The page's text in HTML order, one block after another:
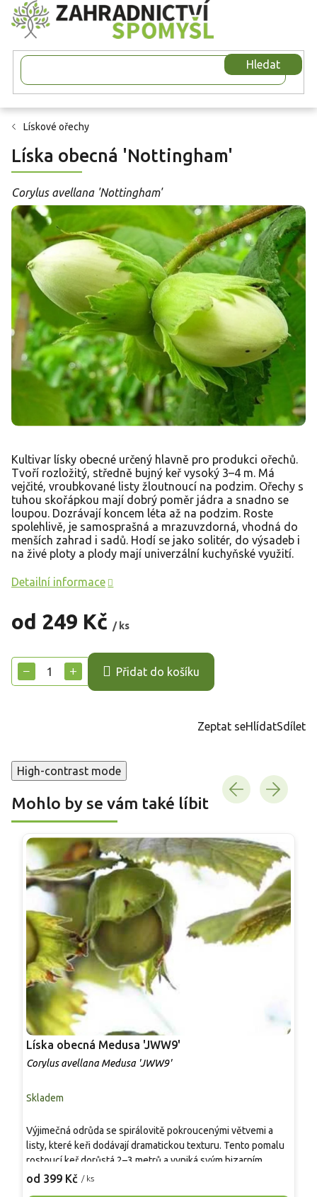
Přejít
na
obsah
Hledat
Lískové ořechy
Líska obecná 'Nottingham'
Corylus avellana 'Nottingham'
od 249 Kč / ks
cena:
+
− Přidat do košíku
Kultivar lísky obecné určený hlavně pro produkci ořechů.
Tvoří rozložitý, středně bujný keř vysoký 3–4 m. Má
vejčité, vroubkované listy žloutnoucí na podzim. Ořechy s
tuhou skořápkou mají dobrý poměr jádra a snadno se
loupou. Dozrávají koncem léta až na podzim. Roste
spolehlivě, je samosprašná a mrazuvzdorná, vhodná do
menších zahrad i sadů. Hodí se jako solitér, do výsadeb i
na živé ploty a plody mají univerzální kuchyňské využití.
Detailní informace
Zeptat seHlídatSdílet
High-contrast mode
Mohlo by se vám také líbit
Líska obecná Medusa 'JWW9'
Corylus avellana Medusa 'JWW9'
Skladem
od 399 Kč / ks
Výjimečná odrůda se spirálovitě pokroucenými větvemi a
listy, které keři dodávají dramatickou texturu. Tento pomalu
rostoucí keř dorůstá 2–3 metrů a vyniká svým bizarním
habitem. V předjaří větve zdobí nápadné žluté jehnědy, na